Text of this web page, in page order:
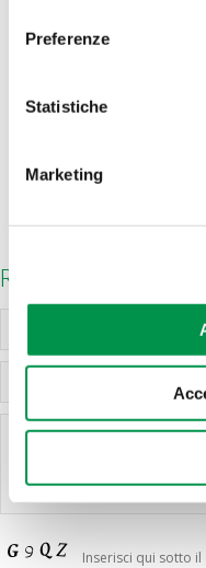
Preferenze
Statistiche
Marketing
Richiedi informazioni
Inserisci qui sotto il